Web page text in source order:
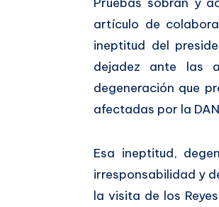
artículo de
ineptitud del
dejadez ante las
degeneración que
afectadas por la
Esa ineptitud,
irresponsabilidad y
la visita de los